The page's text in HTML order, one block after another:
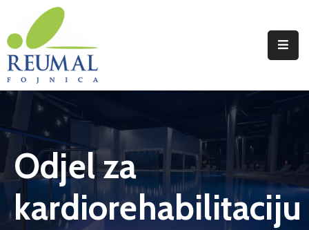
Naslovna
Reumal
Programi
Wellness
Novosti
Odjel za
kardiorehabilitaciju